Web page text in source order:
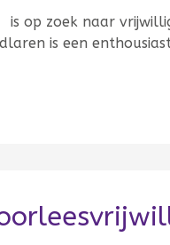
op zoek naar
is een